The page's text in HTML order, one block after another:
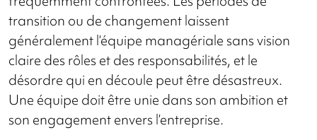
transition ou de changement laissent
généralement l’équipe managériale sans vision
claire des rôles et des responsabilités, et le
désordre qui en découle peut être désastreux.
Une équipe doit être unie dans son ambition et
son engagement envers l’entreprise.